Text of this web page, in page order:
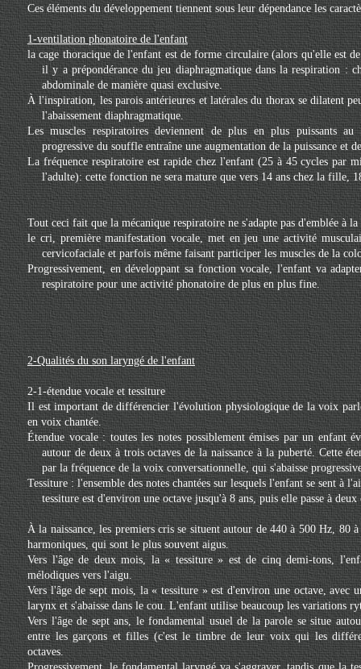
Ces éléments du développement tiennent sous leur dépendance les
1-ventilation phonatoire de l'enfant
la cage thoracique de l'enfant est de forme circulaire (alors qu'elle est
il y a prépondérance du jeu diaphragmatique dans la respiration :
abdominale de manière quasi exclusive.
À l'inspiration, les parois antérieures et latérales du thorax se dilatent
l'abaissement diaphragmatique.
Les muscles respiratoires deviennent de plus en plus puissants
progressive du souffle entraîne une augmentation de la puissance et
La fréquence respiratoire est rapide chez l'enfant (25 à 45 cycles par
l'adulte): cette fonction ne sera mature que vers 14 ans chez la fille,
Tout ceci fait que la mécanique respiratoire ne s'adapte pas d'emblée à
le cri, première manifestation vocale, met en jeu une activité
cervicofaciale et parfois même faisant participer les muscles de la
Progressivement, en développant sa fonction vocale, l'enfant va
respiratoire pour une activité phonatoire de plus en plus fine.
2-Qualités du son laryngé de l'enfant
2-1-étendue vocale et tessiture
Il est important de différencier l'évolution physiologique de la voix
en voix chantée.
Étendue vocale : toutes les notes possiblement émises par un enfant
autour de deux à trois octaves de la naissance à la puberté. Cette
par la fréquence de la voix conversationnelle, qui s'abaisse
Tessiture : l'ensemble des notes chantées sur lesquels l'enfant se sent à
tessiture est d'environ une octave jusqu'à 8 ans, puis elle passe à deux
À la naissance, les premiers cris se situent autour de 440 à 500 Hz, 80
harmoniques, qui sont le plus souvent aigus.
Vers l'âge de deux mois, la « tessiture » est de cinq demi-tons,
mélodiques vers l'aigu.
Vers l'âge de sept mois, la « tessiture » est d'environ une octave, avec
larynx et s'abaisse dans le cou. L'enfant utilise beaucoup les variations
Vers l'âge de sept ans, le fondamental usuel de la parole se situe
entre les garçons et filles (c'est le timbre de leur voix qui les
octaves.